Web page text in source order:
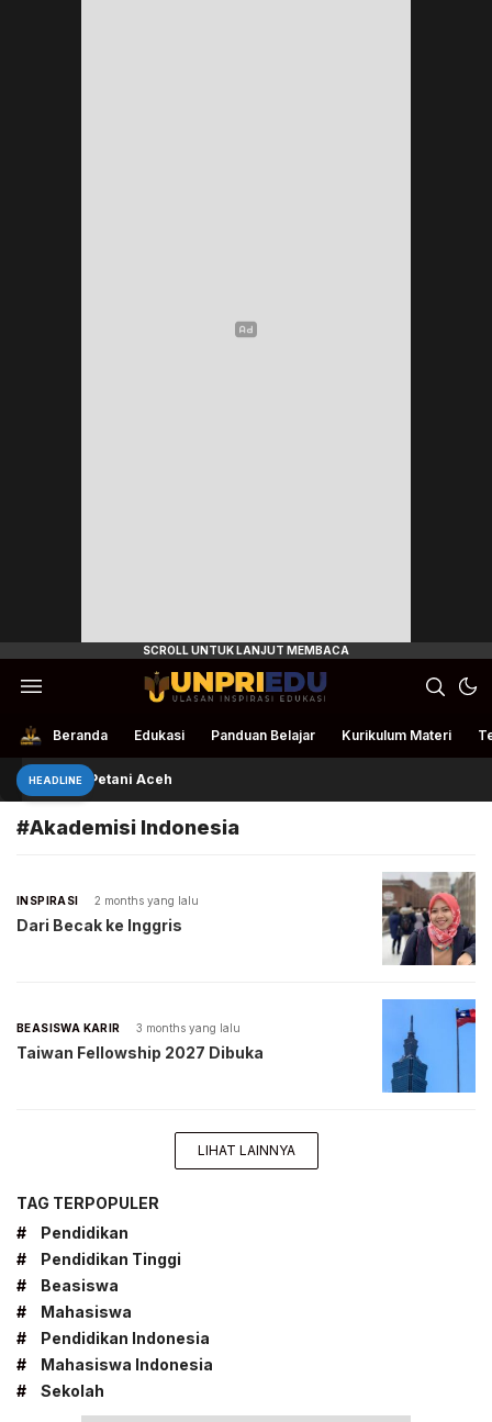
UnpriEdu
Ulasan Inspirasi Edukasi
Beranda Edukasi Panduan Belajar Kurikulum Materi
HEADLINE
Bantu Petani Aceh
#Akademisi Indonesia
INSPIRASI 2 months yang lalu
Dari Becak ke Inggris
BEASISWA KARIR 3 months yang lalu
Taiwan Fellowship 2027 Dibuka
LIHAT LAINNYA
TAG TERPOPULER
#
Pendidikan
#
Pendidikan Tinggi
#
Beasiswa
#
Mahasiswa
#
Pendidikan Indonesia
#
Mahasiswa Indonesia
#
Sekolah